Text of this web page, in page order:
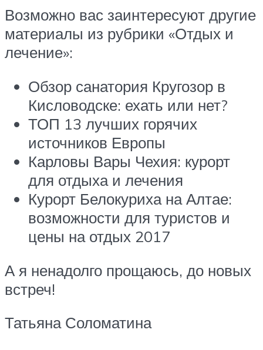
Возможно вас заинтересуют другие
материалы из рубрики «Отдых и
лечение»:
Обзор санатория Кругозор в
Кисловодске: ехать или нет?
ТОП 13 лучших горячих
источников Европы
Карловы Вары Чехия: курорт
для отдыха и лечения
Курорт Белокуриха на Алтае:
возможности для туристов и
цены на отдых 2017
А я ненадолго прощаюсь, до новых
встреч!
Татьяна Соломатина